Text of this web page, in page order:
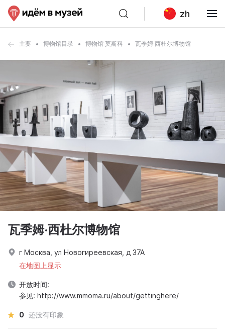
zh
主要 博物馆目录 博物馆 莫斯科 瓦季姆·西杜尔博物馆
瓦季姆·西杜尔博物馆
г Москва, ул Новогиреевская, д 37А
在地图上显示
开放时间:
参见: http://www.mmoma.ru/about/gettinghere/
0 还没有印象